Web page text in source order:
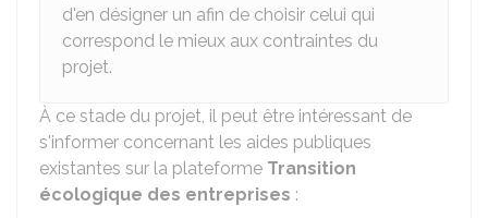
d'en désigner un afin de choisir celui qui
correspond le mieux aux contraintes du
projet.
À ce stade du projet, il peut être intéressant de
s'informer concernant les aides publiques
existantes sur la plateforme Transition
écologique des entreprises :